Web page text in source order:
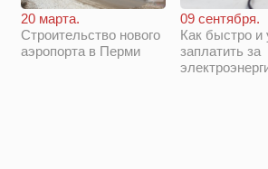
20 марта.
Строительство нового
аэропорта в Перми
09 сентября.
Как быстро и
заплатить за